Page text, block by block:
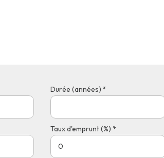
Durée (années) *
Taux d'emprunt (%) *